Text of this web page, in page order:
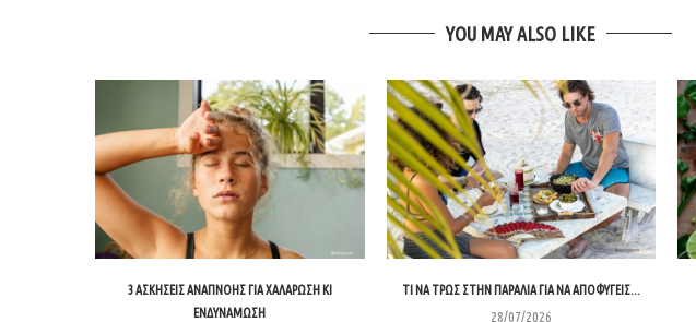
YOU MAY ALSO LIKE
3 ΑΣΚΉΣΕΙΣ ΑΝΑΠΝΟΉΣ ΓΙΑ ΧΑΛΆΡΩΣΗ ΚΙ
ΕΝΔΥΝΆΜΩΣΗ
ΤΙ ΝΑ ΤΡΩΣ ΣΤΗΝ ΠΑΡΑΛΊΑ ΓΙΑ ΝΑ ΑΠΟΦΎΓΕΙΣ...
28/07/2026